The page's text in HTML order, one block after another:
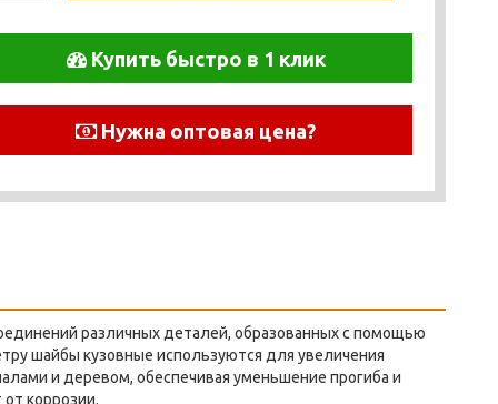
Купить быстро в 1 клик
Нужна оптовая цена?
различных деталей, образованных с помощью
шайбы кузовные используются для увеличения
и деревом, обеспечивая уменьшение прогиба и
коррозии.